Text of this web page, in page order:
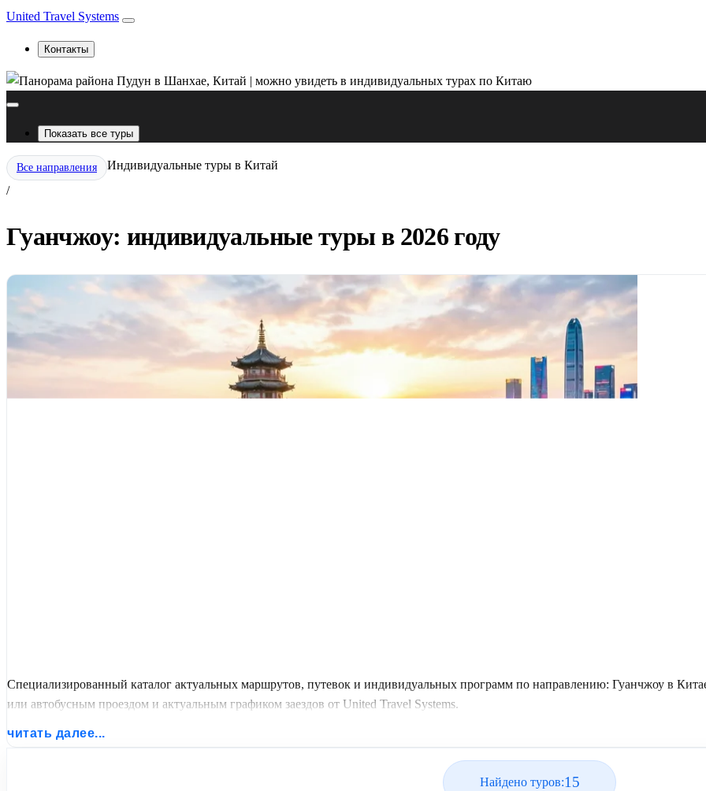
United Travel Systems
Контакты
Показать все туры
Все направления
/
Индивидуальные туры в Китай
Гуанчжоу: индивидуальные туры в 2026 году
Специализированный каталог актуальных маршрутов, путевок и индивидуальных программ по направлению: Гуанчжоу в
или автобусным проездом и актуальным графиком заездов от United Travel Systems.
читать далее...
Найдено туров:15